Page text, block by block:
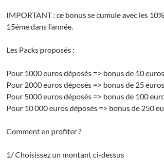
IMPORTANT : ce bonus se cumule avec les
15éme dans l’année.
Les Packs proposés :
Pour 1000 euros déposés => bonus de 10 euros
Pour 2000 euros déposés => bonus de 25 euros
Pour 5000 euros déposés => bonus de 100
Pour 10 000 euros déposés => bonus de 250
Comment en profiter ?
1/ Choisissez un montant ci-dessus